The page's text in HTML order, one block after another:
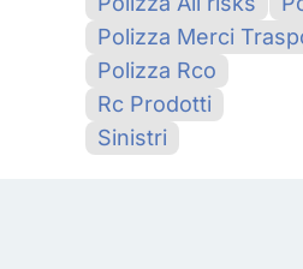
Polizza Merci
Polizza Rco
Rc Prodotti
Sinistri